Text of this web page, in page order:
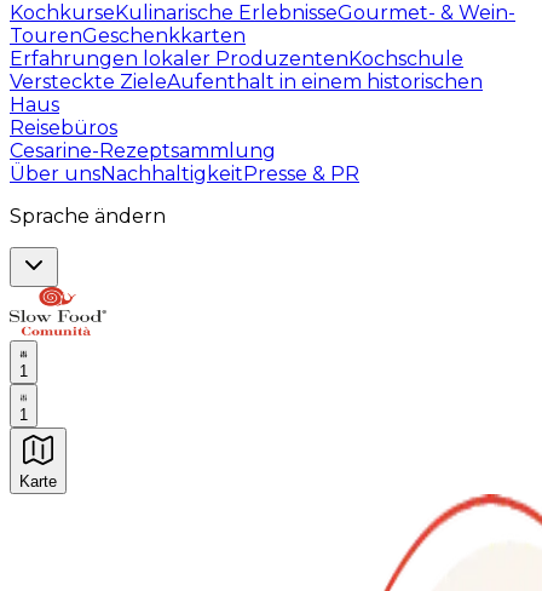
KochkurseKulinarische ErlebnisseGourmet- & Wein-
TourenGeschenkkarten
Erfahrungen lokaler ProduzentenKochschule
Versteckte ZieleAufenthalt in einem historischen
Haus
Reisebüros
Cesarine-Rezeptsammlung
Über unsNachhaltigkeitPresse & PR
Sprache ändern
1
1
Karte
Unvergessliche kulinarische Erlebnisse: